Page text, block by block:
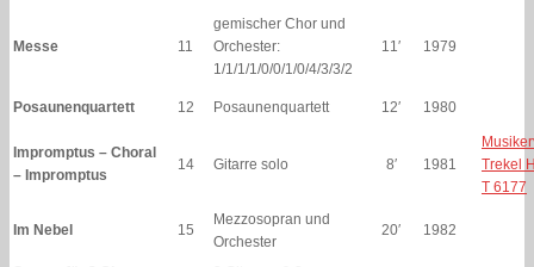
Messe 11
gemischer Chor und
Orchester:
1/1/1/1/0/0/1/0/4/3/3/2
11′ 1979
Posaunenquartett 12 Posaunenquartett 12′ 1980
Impromptus – Choral
– Impromptus
14 Gitarre solo 8′ 1981
Trekel
T 6177
Im Nebel 15
Mezzosopran und
Orchester
20′ 1982